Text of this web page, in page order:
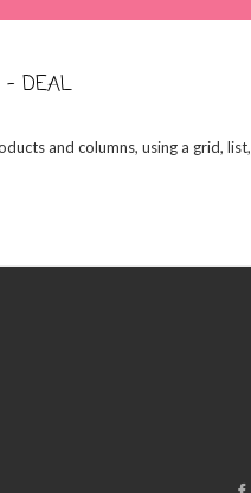
- DEAL
and columns, using a grid,